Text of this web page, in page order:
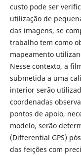
custo pode ser
utilização de
das imagens, se
trabalho tem como
mapeamento
Nesse contexto, a
submetida a uma
interior serão
coordenadas
pontos de apoio,
modelo, serão
(Differential GPS)
das feições com